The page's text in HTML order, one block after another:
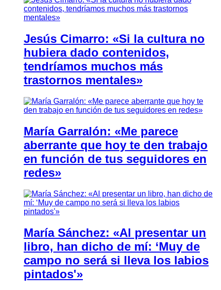
Jesús Cimarro: «Si la cultura no
hubiera dado contenidos,
tendríamos muchos más
trastornos mentales»
María Garralón: «Me parece
aberrante que hoy te den trabajo
en función de tus seguidores en
redes»
María Sánchez: «Al presentar un
libro, han dicho de mí: ‘Muy de
campo no será si lleva los labios
pintados'»